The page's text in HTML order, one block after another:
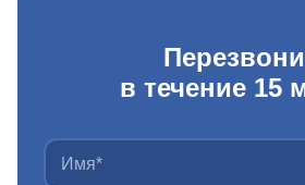
в течение 15